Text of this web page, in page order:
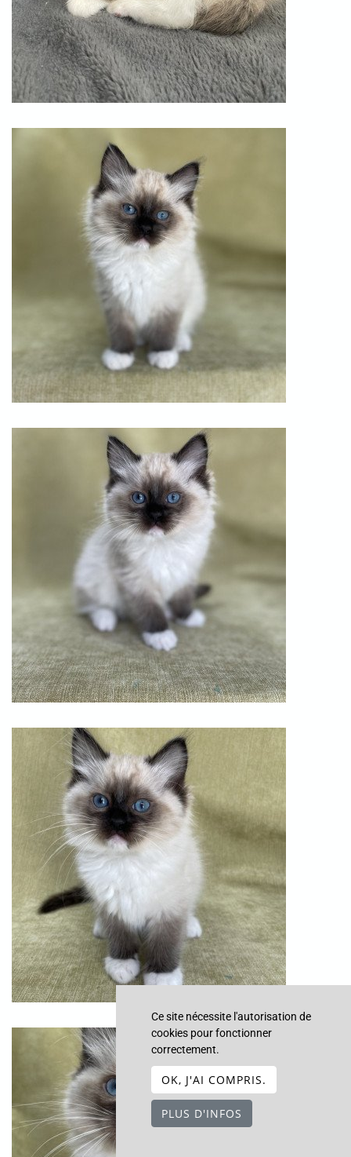
Ce site nécessite l'autorisation de
cookies pour fonctionner
correctement.
OK, J'AI COMPRIS.
PLUS D'INFOS